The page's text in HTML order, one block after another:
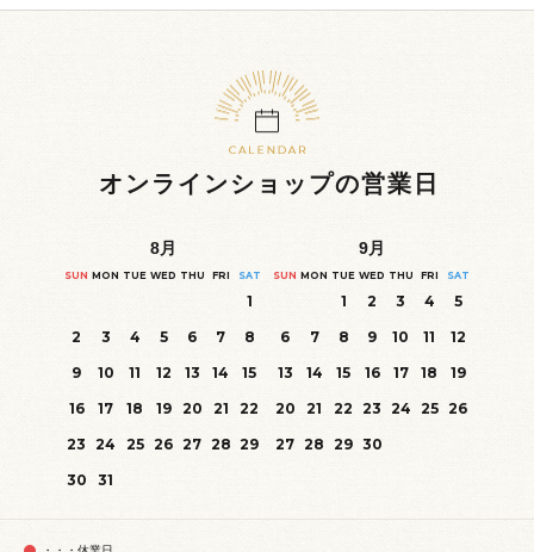
オンラインショップの営業日
8月
SUN MON TUE WED THU FRI SAT
1
2
3 4 5 6 7
8
9
10 11 12 13 14
15
16
17 18 19 20 21
22
23 24 25 26 27 28 29
30
31
9月
SUN MON TUE WED THU FRI SAT
1 2 3 4
5
6
7 8 9 10 11
12
13
14 15 16 17 18
19
20
21 22 23 24 25 26
27 28 29 30